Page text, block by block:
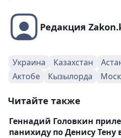
Редакция
Украина Казахстан
Актобе
Кызылорда
Читайте также
Геннадий Головкин
панихиду по Денису Тену